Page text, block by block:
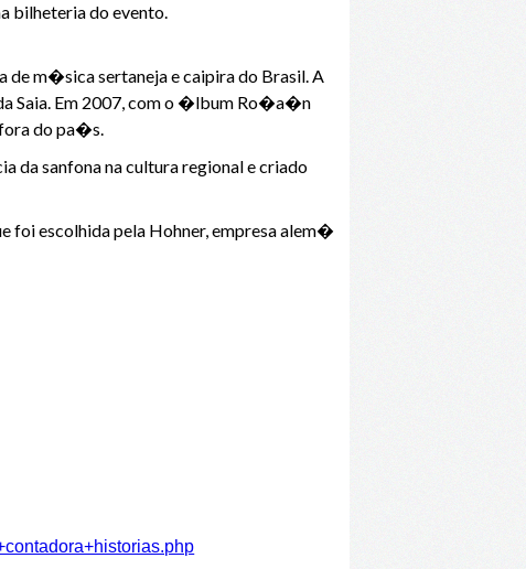
bilheteria do evento.
m�sica sertaneja e caipira do Brasil. A
Saia. Em 2007, com o �lbum Ro�a�n
do pa�s.
da sanfona na cultura regional e criado
foi escolhida pela Hohner, empresa alem�